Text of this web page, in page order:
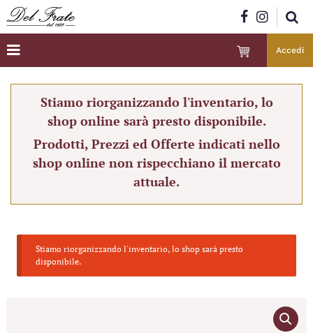
Accedi
Stiamo riorganizzando l'inventario, lo
shop online sarà presto disponibile.
Prodotti, Prezzi ed Offerte indicati nello
shop online non rispecchiano il mercato
attuale.
Stiamo riorganizzando l'inventario, lo shop sarà presto
disponibile.